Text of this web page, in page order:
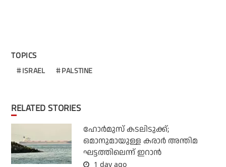
TOPICS
ISRAEL PALSTINE
RELATED STORIES
ഹോര്‍മുസ് കടലിടുക്ക്;
ഒമാനുമായുള്ള കരാര്‍ അന്തിമ
ഘട്ടത്തിലെന്ന് ഇറാന്‍
1 day ago